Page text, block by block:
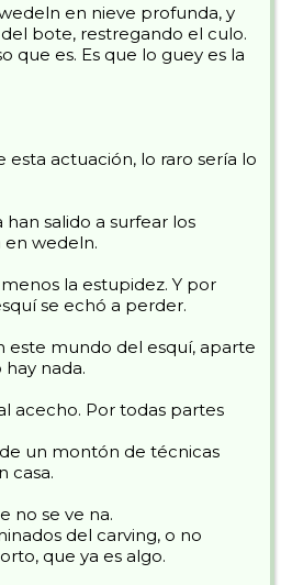
en nieve profunda, y
bote, restregando el culo.
que es. Es que lo guey es la
esta actuación, lo raro sería lo
salido a surfear los
en wedeln.
la estupidez. Y por
se echó a perder.
este mundo del esquí, aparte
nada.
acecho. Por todas partes
un montón de técnicas
casa.
no se ve na.
del carving, o no
que ya es algo.